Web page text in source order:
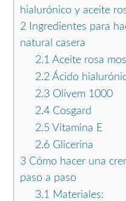
hialurónico y aceite
2 Ingredientes para
natural casera
2.1 Aceite rosa
2.2Ácido
2.3Olivem 1000
2.4Cosgard
2.5 Vitamina E
2.6Glicerina
3 Cómo hacer una
paso a paso
3.1 Materiales: